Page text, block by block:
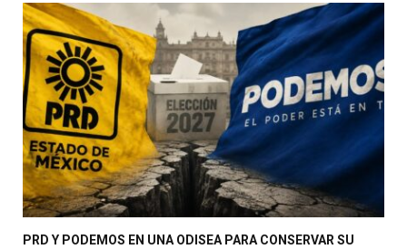
PRD Y PODEMOS EN UNA ODISEA PARA CONSERVAR SU